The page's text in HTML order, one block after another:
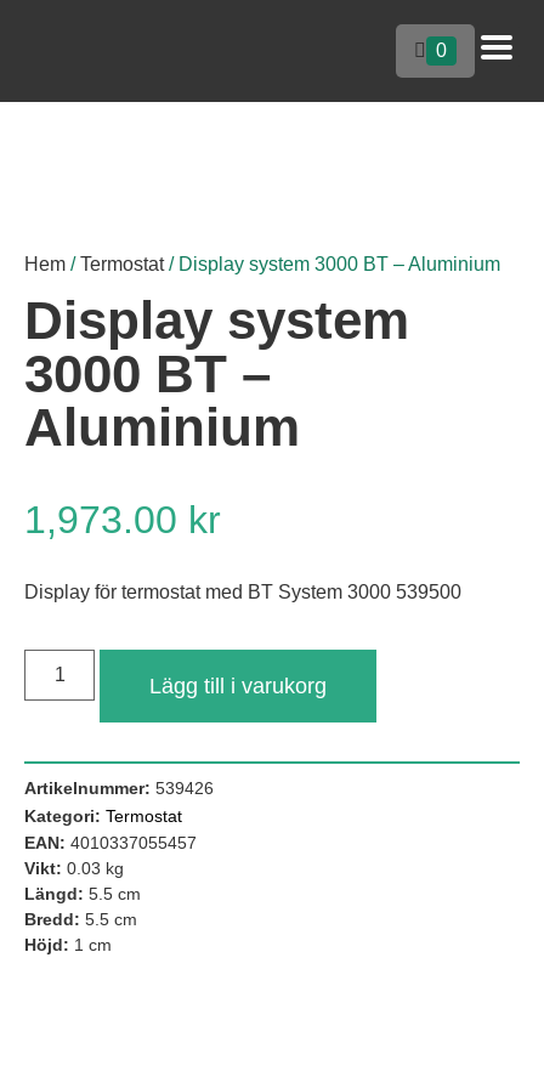
0
Hem /Termostat/ Display system 3000 BT – Aluminium
Display system
3000 BT –
Aluminium
1,973.00 kr
Display för termostat med BT System 3000 539500
Lägg till i varukorg
Artikelnummer: 539426
Kategori: Termostat
EAN: 4010337055457
Vikt: 0.03 kg
Längd: 5.5 cm
Bredd: 5.5 cm
Höjd: 1 cm
Nödvändiga
Dessa kakor
går inte att
välja bort. De
behövs för att